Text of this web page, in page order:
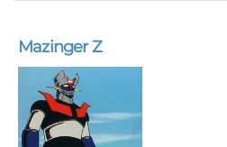
Mazinger Z